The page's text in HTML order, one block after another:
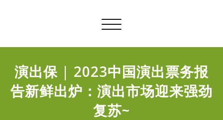
切
导
演出保 | 2023中国演出票务报
告新鲜出炉：演出市场迎来强劲
复苏~